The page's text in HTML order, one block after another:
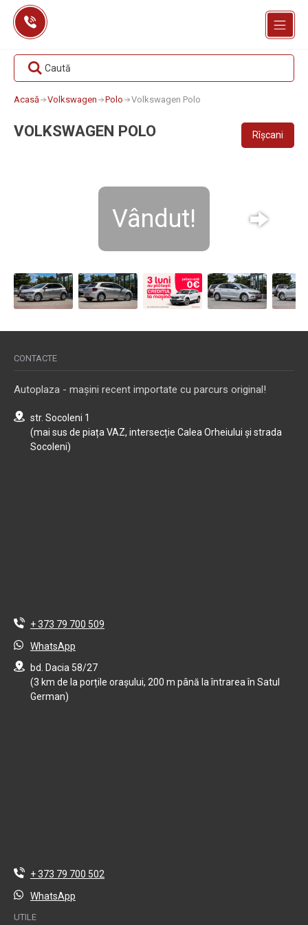
Skip
content
Caută
Acasă Volkswagen Polo Volkswagen Polo
VOLKSWAGEN POLO Rîșcani
Vândut!
CONTACTE
Autoplaza - mașini recent importate cu parcurs original!
str. Socoleni 1
(mai sus de piața VAZ, intersecție Calea Orheiului și strada
Socoleni)
+ 373 79 700 509
WhatsApp
bd. Dacia 58/27
(3 km de la porțile orașului, 200 m până la întrarea în Satul
German)
+ 373 79 700 502
WhatsApp
UTILE